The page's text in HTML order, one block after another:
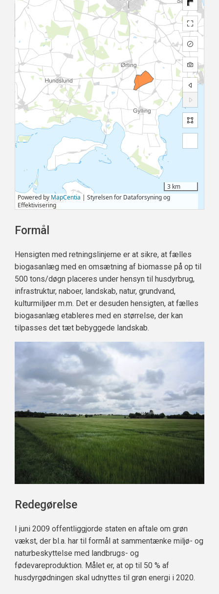
Formål
Hensigten med retningslinjerne er at sikre, at fælles
biogasanlæg med en omsætning af biomasse på op til
500 tons/døgn placeres under hensyn til husdyrbrug,
infrastruktur, naboer, landskab, natur, grundvand,
kulturmiljøer m.m. Det er desuden hensigten, at fælles
biogasanlæg etableres med en størrelse, der kan
tilpasses det tæt bebyggede landskab.
Redegørelse
I juni 2009 offentliggjorde staten en aftale om grøn
vækst, der bl.a. har til formål at sammentænke miljø- og
naturbeskyttelse med landbrugs- og
fødevareproduktion. Målet er, at op til 50 % af
husdyrgødningen skal udnyttes til grøn energi i 2020.